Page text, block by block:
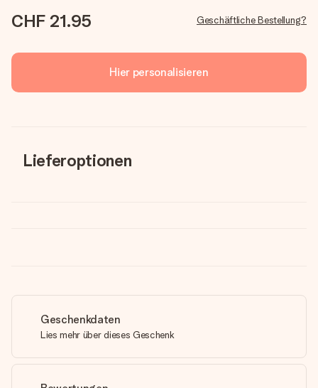
CHF 21.95 Geschäftliche Bestellung?
Hier personalisieren
Lieferoptionen
Geschenkdaten
Lies mehr über dieses Geschenk